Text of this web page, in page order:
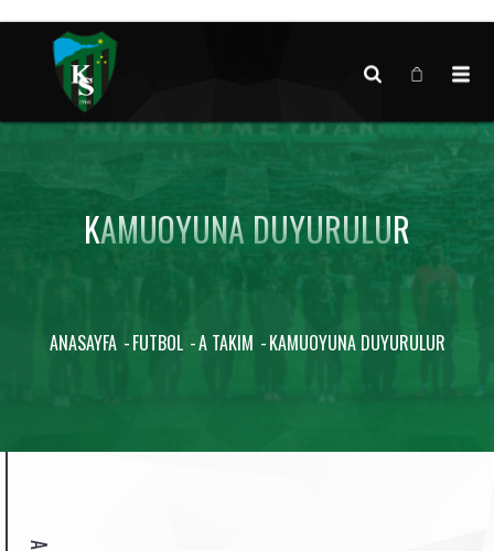
KAMUOYUNA DUYURULUR
ANASAYFA FUTBOL A TAKIM KAMUOYUNA DUYURULUR